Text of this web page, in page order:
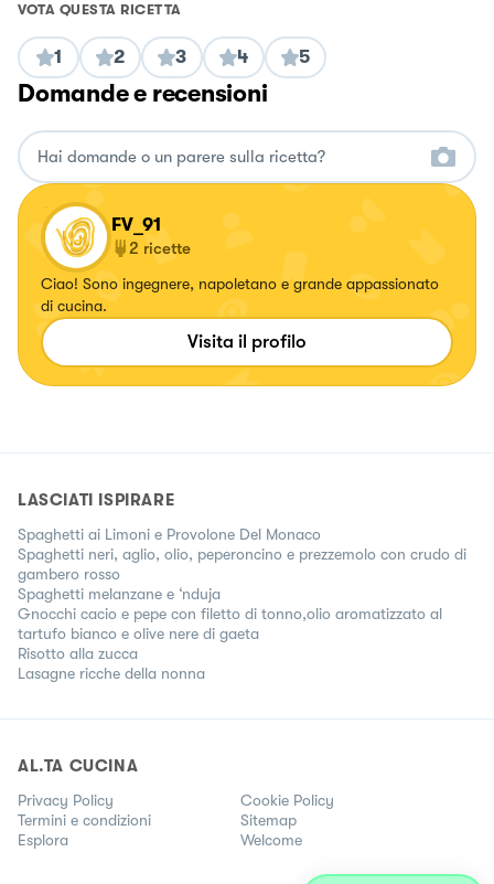
VOTA QUESTA RICETTA
1 2 3 4 5
Domande e recensioni
FV_91
2 ricette
Ciao! Sono ingegnere, napoletano e grande appassionato
di cucina.
Visita il profilo
LASCIATI ISPIRARE
Spaghetti ai Limoni e Provolone Del Monaco
Spaghetti neri, aglio, olio, peperoncino e prezzemolo con crudo di
gambero rosso
Spaghetti melanzane e ‘nduja
Gnocchi cacio e pepe con filetto di tonno,olio aromatizzato al
tartufo bianco e olive nere di gaeta
Risotto alla zucca
Lasagne ricche della nonna
AL.TA CUCINA
Privacy Policy
Cookie Policy
Termini e condizioni
Sitemap
Esplora
Welcome